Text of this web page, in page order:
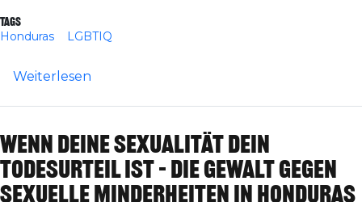
Tags
Honduras LGBTIQ
Weiterlesen
Wenn deine Sexualität dein
Todesurteil ist – Die Gewalt gegen
sexuelle Minderheiten in Honduras